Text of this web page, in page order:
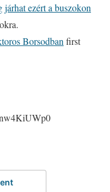
ezért a buszokon
Borsodban first